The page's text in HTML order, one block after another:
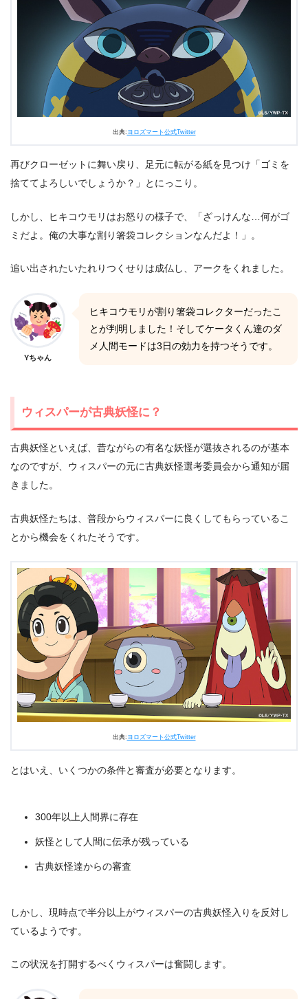
出典: ヨロズマート公式Twitter
再びクローゼットに舞い戻り、足元に転がる紙を見つけ「ゴミを
捨ててよろしいでしょうか？」とにっこり。
しかし、ヒキコウモリはお怒りの様子で、「ざっけんな…何がゴ
ミだよ。俺の大事な割り箸袋コレクションなんだよ！」。
追い出されたいたれりつくせりは成仏し、アークをくれました。
Yちゃん
ヒキコウモリが割り箸袋コレクターだったこ
とが判明しました！そしてケータくん達のダ
メ人間モードは3日の効力を持つそうです。
ウィスパーが古典妖怪に？
古典妖怪といえば、昔ながらの有名な妖怪が選抜されるのが基本
なのですが、ウィスパーの元に古典妖怪選考委員会から通知が届
きました。
古典妖怪たちは、普段からウィスパーに良くしてもらっているこ
とから機会をくれたそうです。
出典: ヨロズマート公式Twitter
とはいえ、いくつかの条件と審査が必要となります。
300年以上人間界に存在
妖怪として人間に伝承が残っている
古典妖怪達からの審査
しかし、現時点で半分以上がウィスパーの古典妖怪入りを反対し
ているようです。
この状況を打開するべくウィスパーは奮闘します。